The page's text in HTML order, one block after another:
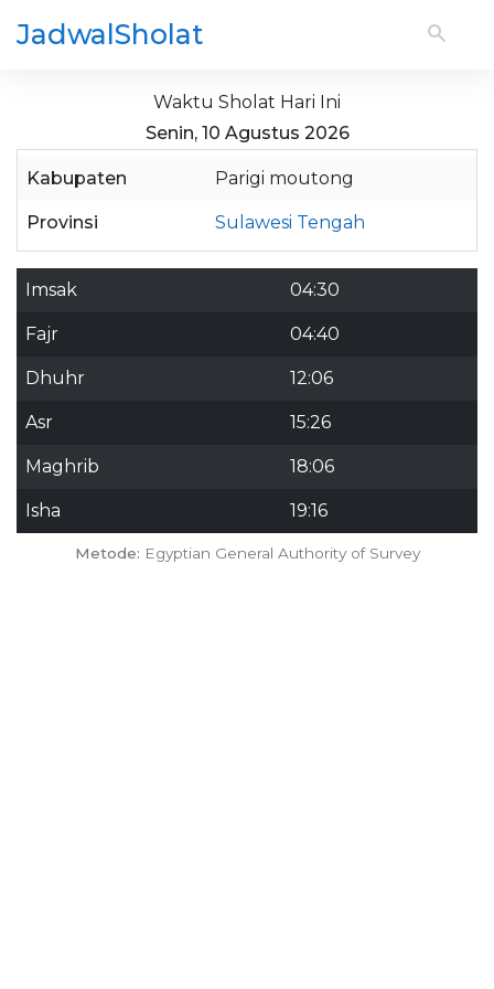
JadwalSholat
Waktu Sholat Hari Ini
Senin, 10 Agustus 2026
Kabupaten Parigi moutong
Provinsi Sulawesi Tengah
Imsak 04:30
Fajr 04:40
Dhuhr 12:06
Asr 15:26
Maghrib 18:06
Isha 19:16
Metode: Egyptian General Authority of Survey